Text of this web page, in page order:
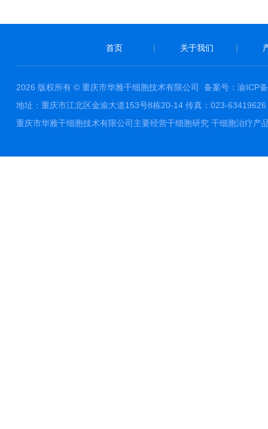
首页 | 关于我们 |
2026 版权所有 © 重庆市华雅干细胞技术有限公司 备案号：渝ICP
地址：重庆市江北区金渝大道153号8栋20-14 传真：023-
重庆市华雅干细胞技术有限公司主要经营干细胞研究 干细胞治疗产